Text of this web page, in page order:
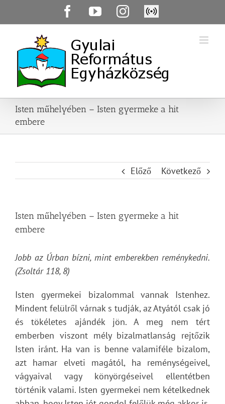
FacebookYouTubeInstagram
Élő
közvetítés
Isten műhelyében – Isten gyermeke a hit
embere
Előző Következő
Isten műhelyében – Isten gyermeke a hit
embere
Jobb az Úrban bízni, mint emberekben reménykedni.
(Zsoltár 118, 8)
Isten gyermekei bizalommal vannak Istenhez.
Mindent felülről várnak s tudják, az Atyától csak jó
és tökéletes ajándék jön. A meg nem tért
emberben viszont mély bizalmatlanság rejtőzik
Isten iránt. Ha van is benne valamiféle bizalom,
azt hamar elveti magától, ha reménységeivel,
vágyaival vagy könyörgéseivel ellentétben
történik valami. Isten gyermekei nem kételkednek